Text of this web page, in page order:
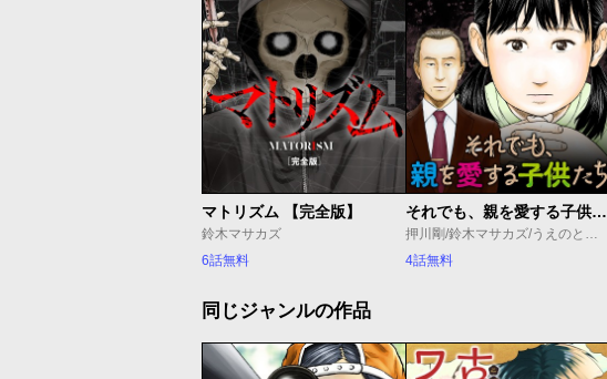
マトリズム 【完全版】
鈴木マサカズ
6話無料
それでも、親を愛する子供たち
4話無料
同じジャンルの作品